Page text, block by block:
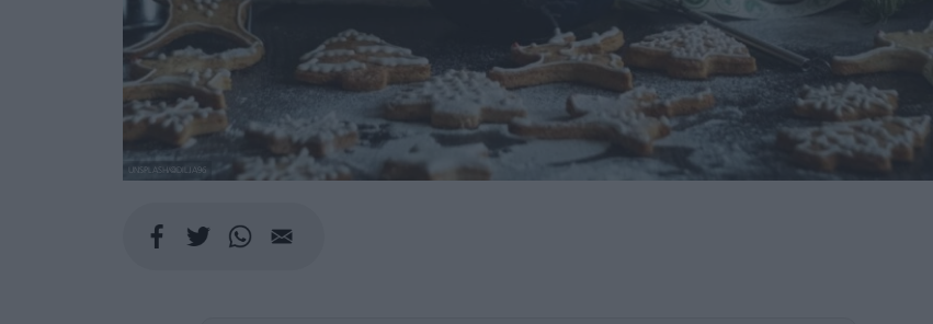
UNSPLASH/@DILJA96